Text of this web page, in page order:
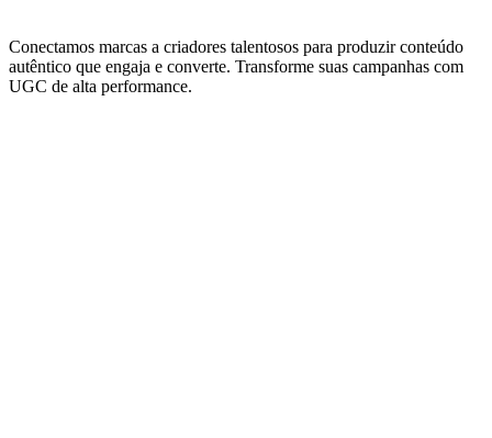
Conectamos marcas a criadores talentosos para produzir conteúdo
autêntico que engaja e converte. Transforme suas campanhas com
UGC de alta performance.